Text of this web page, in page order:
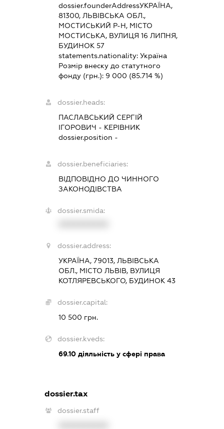
dossier.founderAddressУКРАЇНА,
81300, ЛЬВІВСЬКА ОБЛ.,
МОСТИСЬКИЙ Р-Н, МІСТО
МОСТИСЬКА, ВУЛИЦЯ 16 ЛИПНЯ,
БУДИНОК 57
statements.nationality:Україна
Розмір внеску до статутного
фонду (грн.): 9 000 (85.714 %)
dossier.heads:
ПАСЛАВСЬКИЙ СЕРГІЙ
ІГОРОВИЧ - КЕРІВНИК
dossier.position -
dossier.beneficiaries:
ВІДПОВІДНО ДО ЧИННОГО
ЗАКОНОДІВСТВА
dossier.smida:
dossier.address:
УКРАЇНА, 79013, ЛЬВІВСЬКА
ОБЛ., МІСТО ЛЬВІВ, ВУЛИЦЯ
КОТЛЯРЕВСЬКОГО, БУДИНОК 43
dossier.capital:
10 500 грн.
dossier.kveds:
69.10 діяльність у сфері права
dossier.tax
dossier.staff